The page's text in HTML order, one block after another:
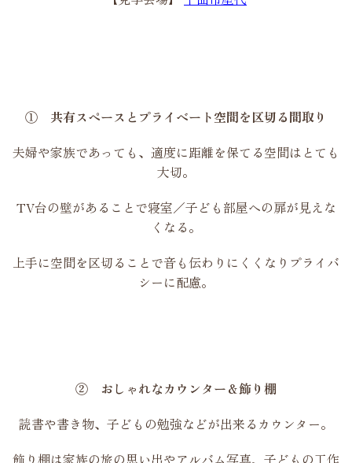
① 共有スペースとプライベート空間を区切る間取り
夫婦や家族であっても、適度に距離を保てる空間はとても
大切。
TV台の壁があることで寝室／子ども部屋への扉が見えな
くなる。
上手に空間を区切ることで音も伝わりにくくなりプライバ
シーに配慮。
② おしゃれなカウンター＆飾り棚
読書や書き物、子どもの勉強などが出来るカウンター。
飾り棚は家族の旅の思い出やアルバム写真、子どもの工作